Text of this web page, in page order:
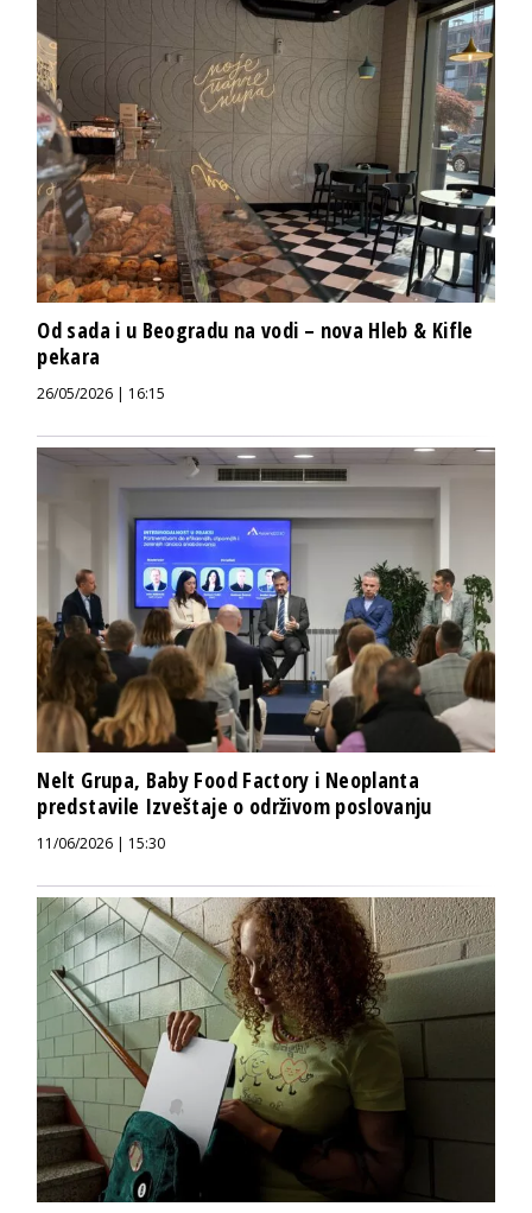
Od sada i u Beogradu na vodi – nova Hleb & Kifle
pekara
26/05/2026 | 16:15
Nelt Grupa, Baby Food Factory i Neoplanta
predstavile Izveštaje o održivom poslovanju
11/06/2026 | 15:30